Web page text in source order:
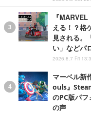
『
える！？格
見される。
い」などパ
2026.8.7 Fri
マーベル新
ouls』
のPC版パ
の声